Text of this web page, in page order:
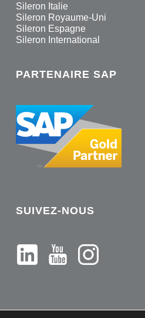
Sileron Italie
Sileron Royaume-Uni
Sileron Espagne
Sileron International
PARTENAIRE SAP
SUIVEZ-NOUS